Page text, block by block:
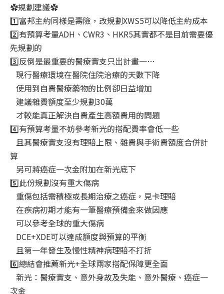
✿規劃建議✿
1️⃣富邦主約同樣是壽險，改規劃XWS5可以降低主約成本
2️⃣有預算考量ADH、CWR3、HKR5其實都不是目前需要優
先規劃的
3️⃣反倒是最重要的醫療實支只岀計畫一…
現行醫療環境在醫院住院治療的天數下降
使用到自費醫療藥物的比例卻日益增加
建議雜費額度至少規劃30萬
才較能真正解決自費產生高額費用的問題
4️⃣有預算考量不妨參考新光的搭配費率會低一些
且其醫療實支沒有理賠上限、雜費與手術費額度合併計
算
另可將癌症一次金附加在新光底下
5️⃣此份規劃沒有重大傷病
重傷包括需積極或長期治療之癌症，見卡理賠
在疾病初期才能有一筆醫療預備金來做因應
可以參考全球的重大傷病
DCE+XDE可以達成額度與預算的平衡
且第一年發生及慢性精神病理賠不打折
6️⃣總結會推薦新光+全球兩家搭配保障更全面
新光：醫療實支、意外身故及失能、意外醫療、癌症一
次金